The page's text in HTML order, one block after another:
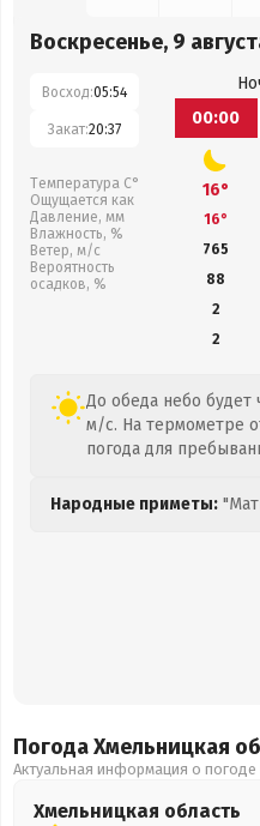
Воскресенье, 9
Восход:05:54
Закат:20:37
Температура С°
Ощущается как
Давление, мм
Влажность, %
Ветер, м/с
Вероятность
осадков, %
00:00
16°
16°
765
88
2
2
До обеда небо будет
м/с. На термометре
погода для
Народные приметы:
Погода Хмельницкая
Актуальная информация о
Хмельницкая область